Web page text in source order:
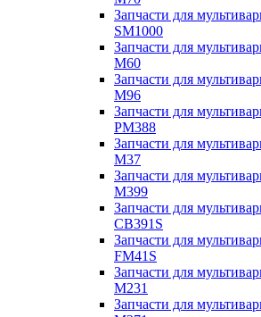
Запчасти для
SM1000
Запчасти для
M60
Запчасти для
M96
Запчасти для
PM388
Запчасти для
M37
Запчасти для
M399
Запчасти для
CB391S
Запчасти для
FM41S
Запчасти для
M231
Запчасти для